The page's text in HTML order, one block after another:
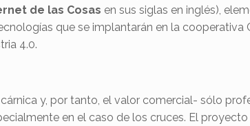
de las Cosas en sus siglas en inglés),
que se implantarán en la cooperativa
4.0.
y, por tanto, el valor comercial- sólo
en el caso de los cruces. El